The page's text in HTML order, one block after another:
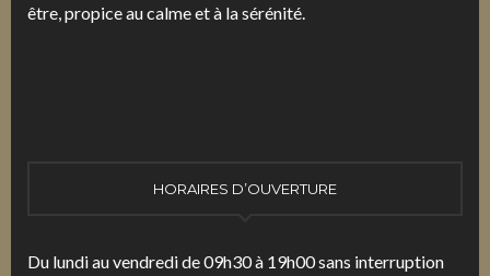
être, propice au calme et à la sérénité.
HORAIRES D’OUVERTURE
Du lundi au vendredi de 09h30 à 19h00 sans interruption